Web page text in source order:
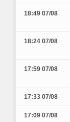
18:49 07/08
18:24 07/08
17:59 07/08
17:33 07/08
17:09 07/08